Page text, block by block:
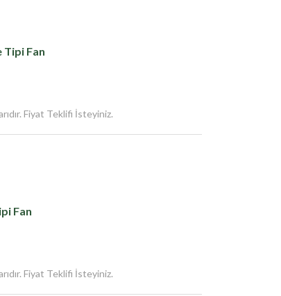
Tipi Fan
Fiyat Teklifi İsteyiniz.
Fan
Fiyat Teklifi İsteyiniz.